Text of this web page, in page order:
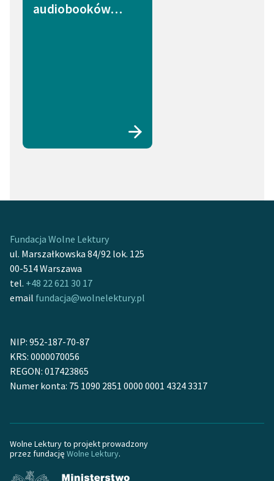
audiobooków…
Fundacja Wolne Lektury
ul. Marszałkowska 84/92 lok. 125
00-514 Warszawa
tel. +48 22 621 30 17
email fundacja@wolnelektury.pl
NIP: 952-187-70-87
KRS: 0000070056
REGON: 017423865
Numer konta: 75 1090 2851 0000 0001 4324 3317
Wolne Lektury to projekt prowadzony
przez fundację Wolne Lektury.